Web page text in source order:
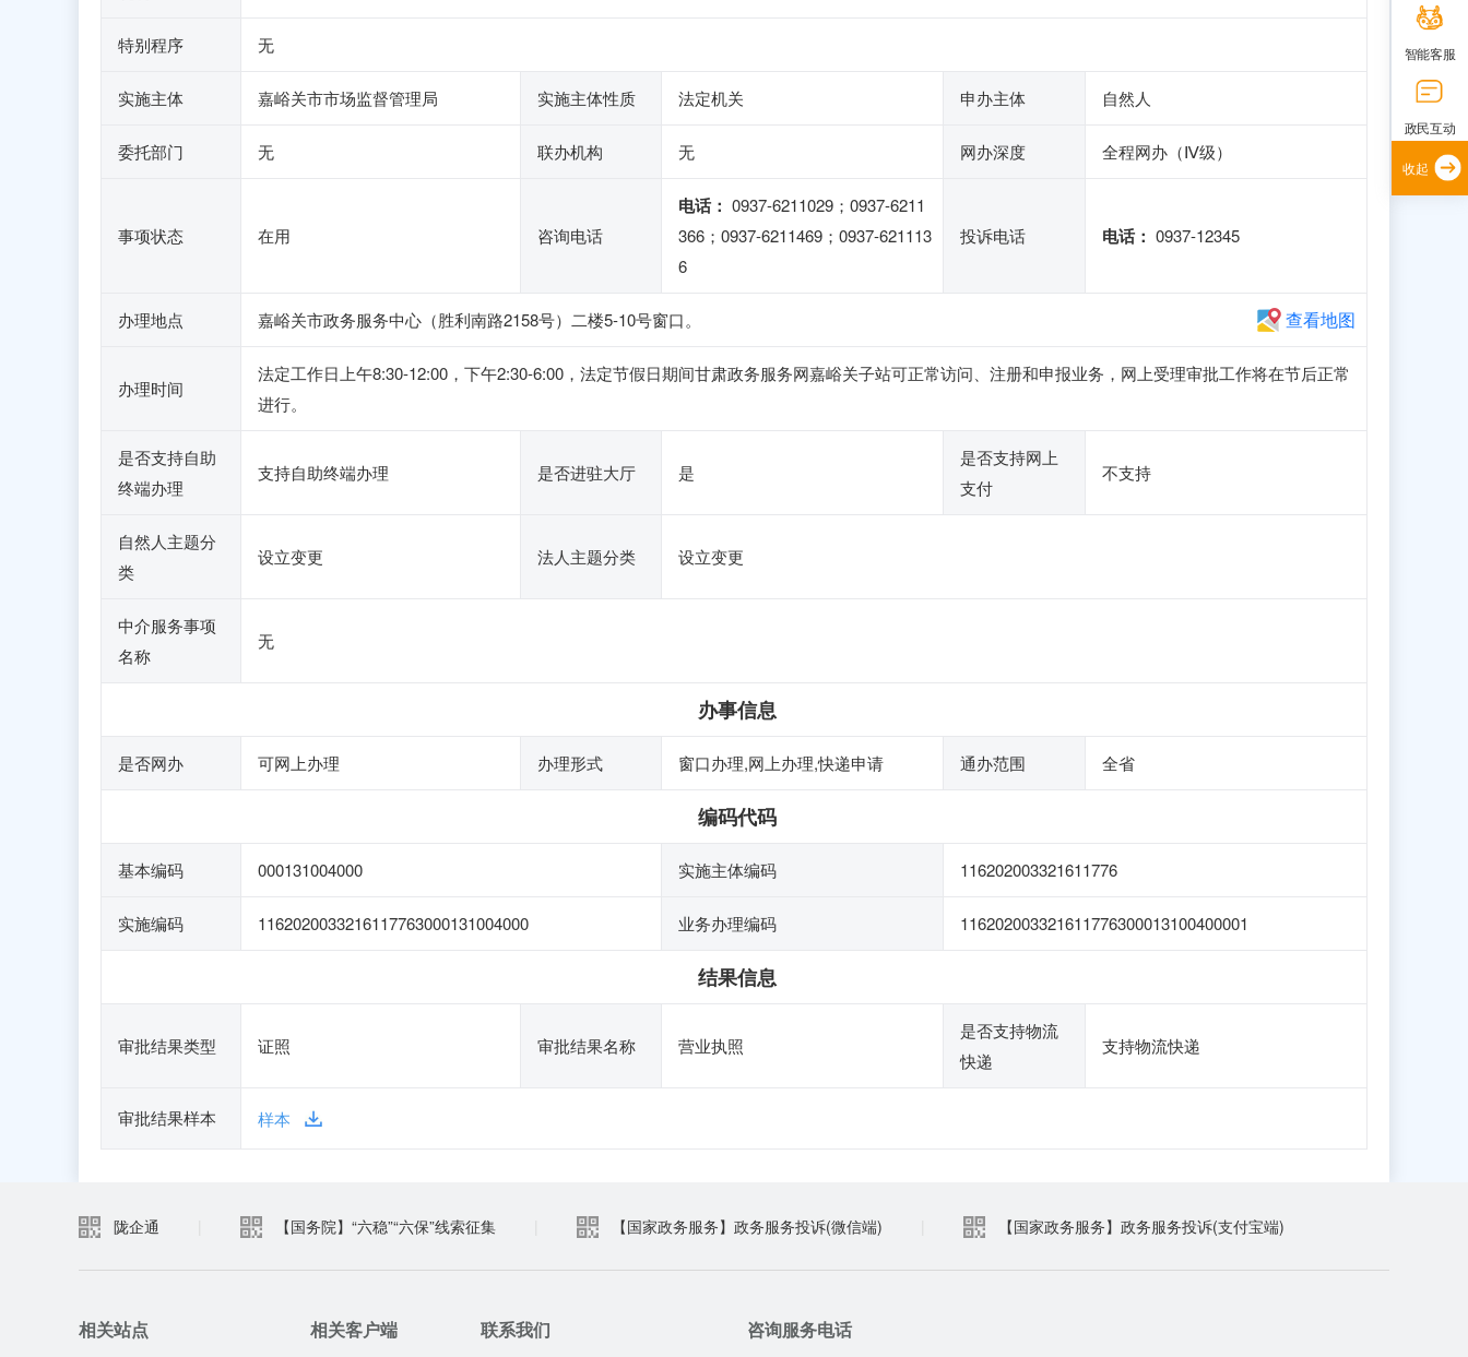
特别程序 无
实施主体 嘉峪关市市场监督管理局 实施主体性质 法定机关 申办主体 自然人
委托部门 无 联办机构 无 网办深度 全程网办（Ⅳ级）
事项状态 在用 咨询电话
电话： 0937-6211029；0937-6211
366；0937-6211469；0937-621113
6
投诉电话 电话： 0937-12345
办理地点 嘉峪关市政务服务中心（胜利南路2158号）二楼5-10号窗口。 查看地图
办理时间
法定工作日上午8:30-12:00，下午2:30-6:00，法定节假日期间甘肃政务服务网嘉峪关子站可正常访问、注册和申报业务，网上受理审批工作将在节后正常
进行。
是否支持自助
终端办理
支持自助终端办理 是否进驻大厅 是
是否支持网上
支付
不支持
自然人主题分
类
设立变更 法人主题分类 设立变更
中介服务事项
名称
无
办事信息
是否网办 可网上办理 办理形式 窗口办理,网上办理,快递申请 通办范围 全省
编码代码
基本编码 000131004000 实施主体编码 116202003321611776
实施编码 1162020033216117763000131004000 业务办理编码 116202003321611776300013100400001
结果信息
审批结果类型 证照 审批结果名称 营业执照
是否支持物流
快递
支持物流快递
审批结果样本 样本
陇企通 【国务院】“六稳”“六保”线索征集 【国家政务服务】政务服务投诉(微信端) 【国家政务服务】政务服务投诉(支付宝端)
相关站点 相关客户端 联系我们 咨询服务电话
智能客服
政民互动
收起